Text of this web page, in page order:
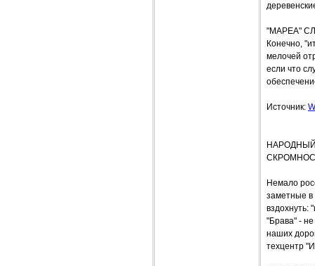
"МАРЕА"
Конечно,
мелочей
если что
Источник:
Немало
заметные в
вздохнуть:
"Брава" -
наших
техцентр